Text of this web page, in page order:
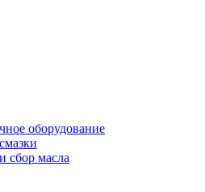
оборудование
сбор масла